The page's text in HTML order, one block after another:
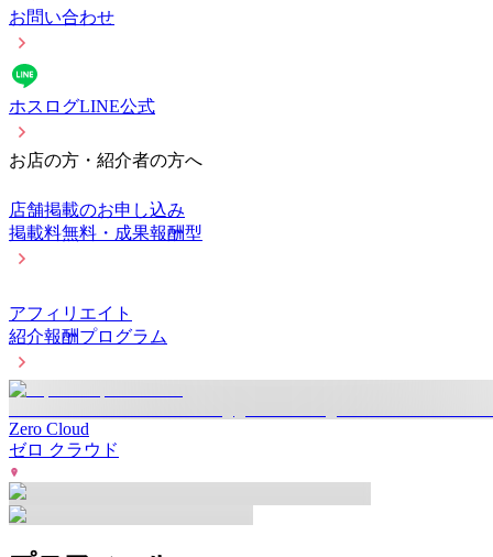
お問い合わせ
ホスログLINE公式
お店の方・紹介者の方へ
店舗掲載のお申し込み
掲載料無料・成果報酬型
アフィリエイト
紹介報酬プログラム
Zero Cloud
ゼロ クラウド